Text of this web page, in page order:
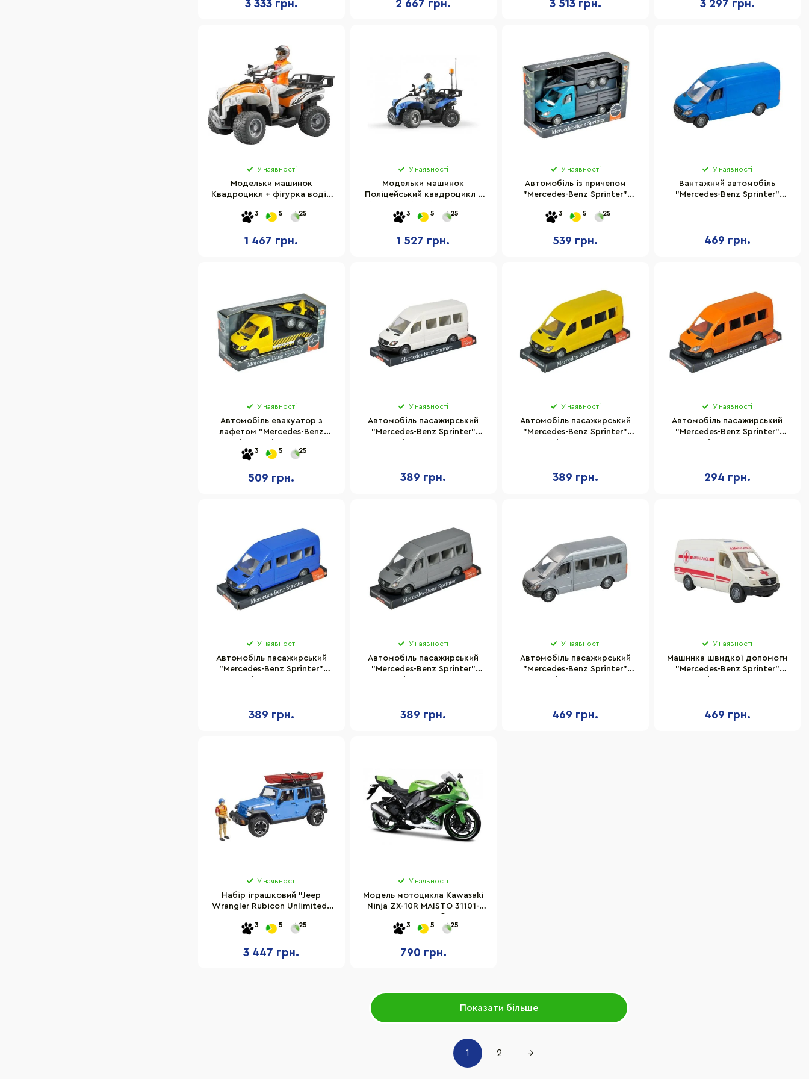
3 333 грн. 2 667 грн. 3 513 грн. 3 297 грн.
У наявності
Модельки машинок
Квадроцикл + фігурка водія
3 5 25
1 467 грн.
У наявності
Модельки машинок
Поліцейський квадроцикл з
63010
3 5 25
1 527 грн.
У наявності
Автомобіль із причепом
"Mercedes-Benz Sprinter"
3 5 25
539 грн.
У наявності
Вантажний автомобіль
"Mercedes-Benz Sprinter"
469 грн.
У наявності
Автомобіль евакуатор з
лафетом "Mercedes-Benz
3 5 25
509 грн.
У наявності
Автомобіль пасажирський
"Mercedes-Benz Sprinter"
389 грн.
У наявності
Автомобіль пасажирський
"Mercedes-Benz Sprinter"
389 грн.
У наявності
Автомобіль пасажирський
"Mercedes-Benz Sprinter"
294 грн.
У наявності
Автомобіль пасажирський
"Mercedes-Benz Sprinter"
389 грн.
У наявності
Автомобіль пасажирський
"Mercedes-Benz Sprinter"
389 грн.
У наявності
Автомобіль пасажирський
"Mercedes-Benz Sprinter"
469 грн.
У наявності
Машинка швидкої допомоги
"Mercedes-Benz Sprinter"
469 грн.
У наявності
Набір іграшковий "Jeep
Wrangler Rubicon Unlimited"
фігуркою
3 5 25
3 447 грн.
У наявності
Модель мотоцикла Kawasaki
Ninja ZX-10R MAISTO 31101-
3 5 25
790 грн.
Показати більше
1 2 →